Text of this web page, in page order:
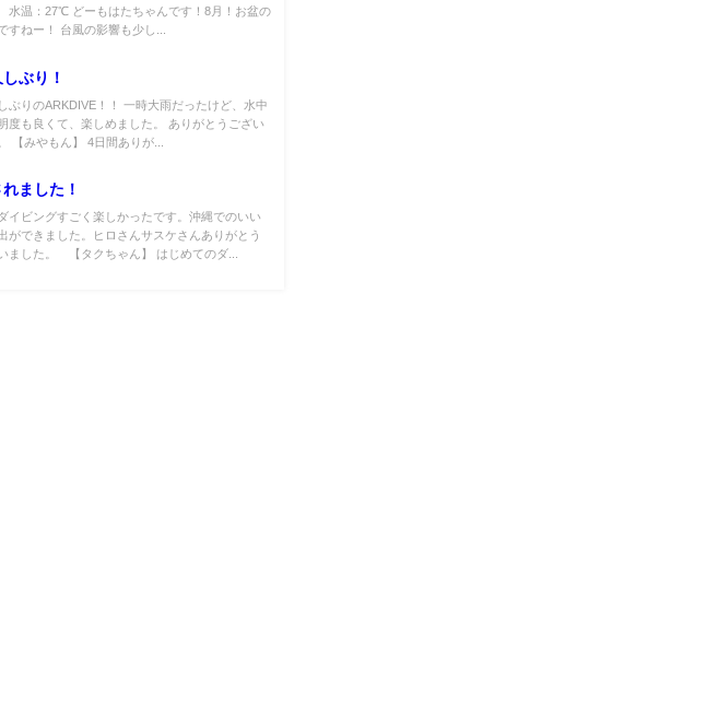
温：27℃ どーもはたちゃんです！8月！お盆の
すねー！ 台風の影響も少し...
ぶり！
ぶりのARKDIVE！！ 一時大雨だったけど、水中
度も良くて、楽しめました。 ありがとうござい
【みやもん】 4日間ありが...
ました！
イビングすごく楽しかったです。沖縄でのいい
ができました。ヒロさんサスケさんありがとう
ました。 【タクちゃん】 はじめてのダ...